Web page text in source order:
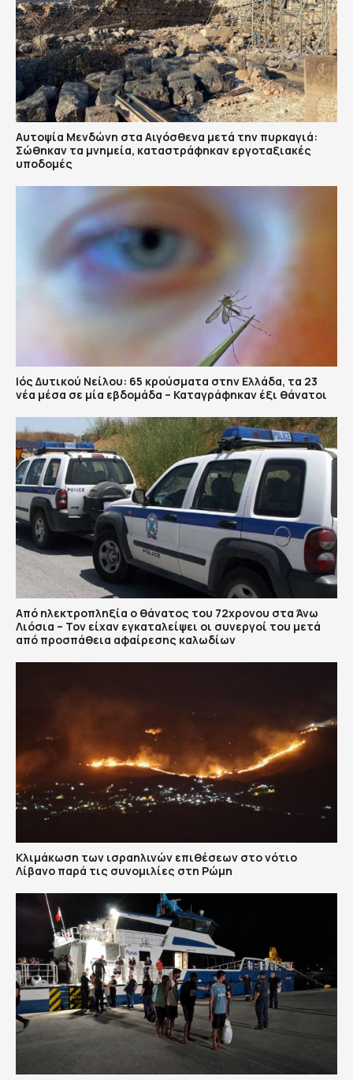
Αυτοψία Μενδώνη στα Αιγόσθενα μετά την πυρκαγιά:
Σώθηκαν τα μνημεία, καταστράφηκαν εργοταξιακές
υποδομές
Ιός Δυτικού Νείλου: 65 κρούσματα στην Ελλάδα, τα 23
νέα μέσα σε μία εβδομάδα – Καταγράφηκαν έξι θάνατοι
Από ηλεκτροπληξία ο θάνατος του 72χρονου στα Άνω
Λιόσια – Τον είχαν εγκαταλείψει οι συνεργοί του μετά
από προσπάθεια αφαίρεσης καλωδίων
Κλιμάκωση των ισραηλινών επιθέσεων στο νότιο
Λίβανο παρά τις συνομιλίες στη Ρώμη